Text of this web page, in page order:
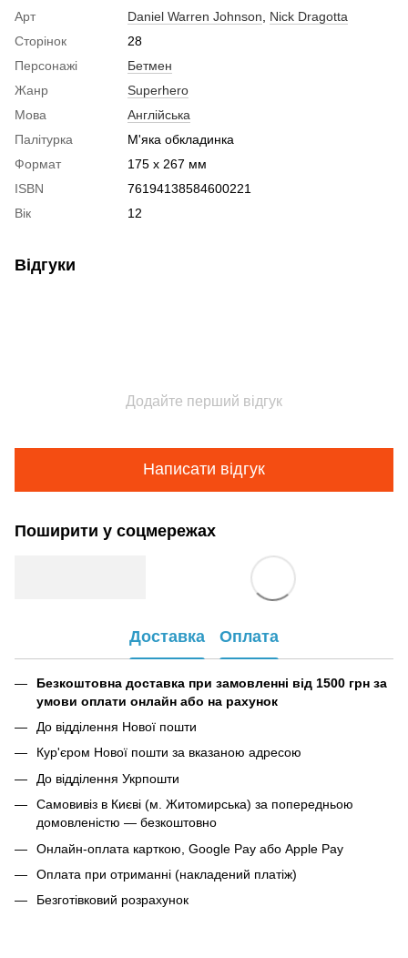
Арт
Daniel Warren Johnson
Nick Dragotta
Сторінок
28
Персонажі
Бетмен
Жанр
Superhero
Мова
Англійська
Палітурка
М'яка обкладинка
Формат
175 x 267 мм
ISBN
76194138584600221
Вік
12
Відгуки
Додайте перший відгук
Написати відгук
Поширити у соцмережах
Доставка Оплата
Безкоштовна доставка при замовленні від 1500 грн за
умови оплати онлайн або на рахунок
До відділення Нової пошти
Кур'єром Нової пошти за вказаною адресою
До відділення Укрпошти
Самовивіз в Києві (м. Житомирська) за попередньою
домовленістю — безкоштовно
Онлайн-оплата карткою, Google Pay або Apple Pay
Оплата при отриманні (накладений платіж)
Безготівковий розрахунок